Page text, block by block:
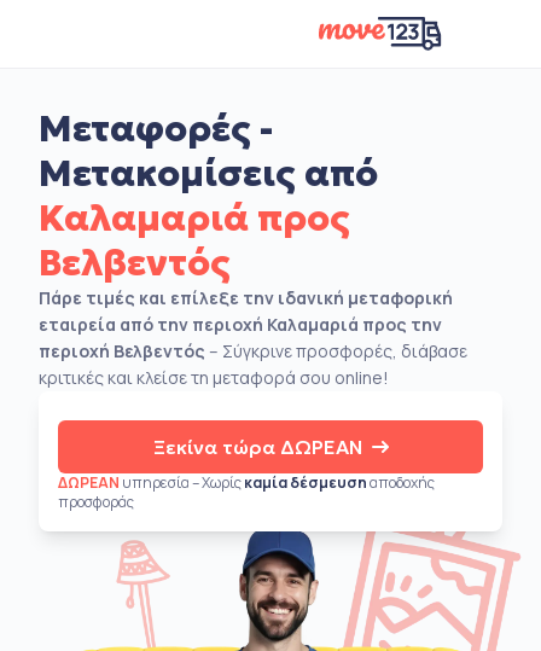
Μεταφορές -
Μετακομίσεις από
Καλαμαριά προς
Βελβεντός
Πάρε τιμές και επίλεξε την ιδανική μεταφορική
εταιρεία από την περιοχή Καλαμαριά προς την
περιοχή Βελβεντός – Σύγκρινε προσφορές, διάβασε
κριτικές και κλείσε τη μεταφορά σου online!
Ξεκίνα τώρα ΔΩΡΕΑΝ
ΔΩΡΕΑΝ υπηρεσία – Χωρίςκαμία δέσμευσηαποδοχής
προσφοράς